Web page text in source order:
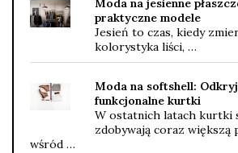
Moda na jesienne
praktyczne modele
Jesień to czas, kiedy
kolorystyka liści, …
Moda na softshell:
funkcjonalne kurtki
W ostatnich latach kurtki
zdobywają coraz większą
wśród …